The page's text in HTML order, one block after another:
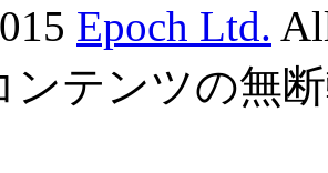
Epoch Ltd.
ンテンツの無